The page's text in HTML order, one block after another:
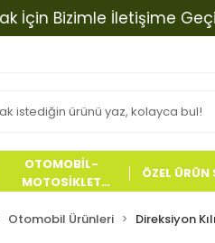
Bizimle İletişime Geçiniz
OTOMOBİL-
MOTOSİKLET
ÖZEL ÜRÜN
Otomobil Ürünleri Direksiyon